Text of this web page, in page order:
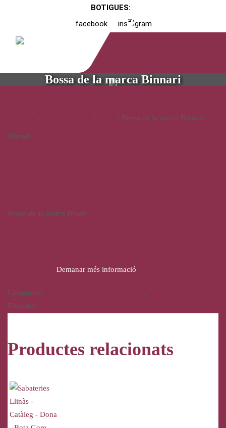
BOTIGUES:
facebook
instagram
Bossa de la marca Binnari
/ / / / Bossa de la marca Binnari
Oferta!
Bossa de la marca Binari
Demanar més informació
Categories: , ,
Etiqueta:
Productes relacionats